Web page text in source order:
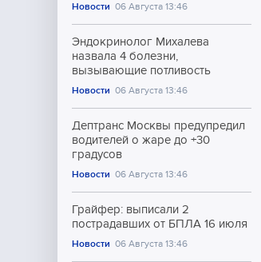
Новости 06 Августа 13:46
Эндокринолог Михалева
назвала 4 болезни,
вызывающие потливость
Новости 06 Августа 13:46
Дептранс Москвы предупредил
водителей о жаре до +30
градусов
Новости 06 Августа 13:46
Грайфер: выписали 2
пострадавших от БПЛА 16 июля
Новости 06 Августа 13:46